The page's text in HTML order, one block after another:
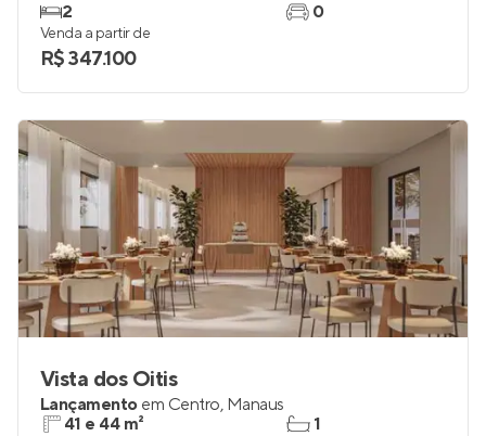
2
0
Venda a partir de
R$ 347.100
Vista dos Oitis
Lançamento em Centro, Manaus
41 e 44 m²
1